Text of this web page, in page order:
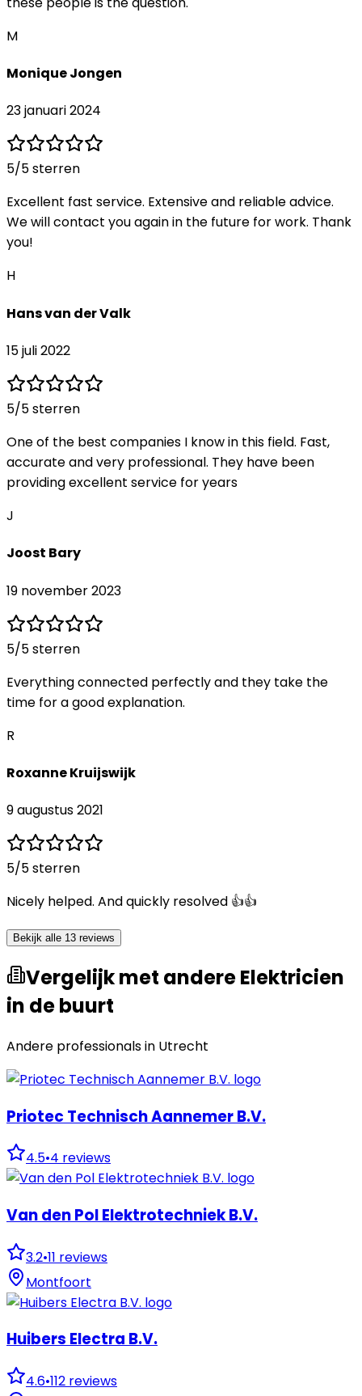
M
Monique Jongen
23 januari 2024
5/5 sterren
Excellent fast service. Extensive and reliable advice.
We will contact you again in the future for work. Thank
you!
H
Hans van der Valk
15 juli 2022
5/5 sterren
One of the best companies I know in this field. Fast,
accurate and very professional. They have been
providing excellent service for years
J
Joost Bary
19 november 2023
5/5 sterren
Everything connected perfectly and they take the
time for a good explanation.
R
Roxanne Kruijswijk
9 augustus 2021
5/5 sterren
Nicely helped. And quickly resolved 👍👍
Bekijk alle 13 reviews
Vergelijk met andere Elektricien
in de buurt
Andere professionals in Utrecht
Priotec Technisch Aannemer B.V.
4.5•4 reviews
Van den Pol Elektrotechniek B.V.
3.2•11 reviews
Montfoort
Huibers Electra B.V.
4.6•112 reviews